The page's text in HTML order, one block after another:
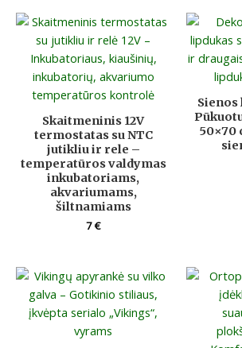
Skaitmeninis 12V
termostatas su NTC
jutikliu ir rele –
temperatūros valdymas
inkubatoriams,
akvariumams,
šiltnamiams
7€
Sienos
50×70